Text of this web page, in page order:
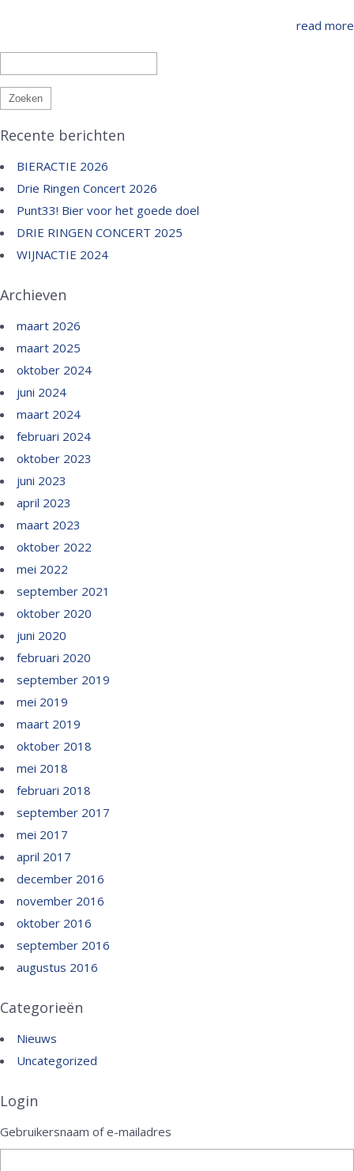
read more
naar:
Recente berichten
BIERACTIE 2026
Drie Ringen Concert 2026
Punt33! Bier voor het goede doel
DRIE RINGEN CONCERT 2025
WIJNACTIE 2024
Archieven
maart 2026
maart 2025
oktober 2024
juni 2024
maart 2024
februari 2024
oktober 2023
juni 2023
april 2023
maart 2023
oktober 2022
mei 2022
september 2021
oktober 2020
juni 2020
februari 2020
september 2019
mei 2019
maart 2019
oktober 2018
mei 2018
februari 2018
september 2017
mei 2017
april 2017
december 2016
november 2016
oktober 2016
september 2016
augustus 2016
Categorieën
Nieuws
Uncategorized
Login
Gebruikersnaam of e-mailadres